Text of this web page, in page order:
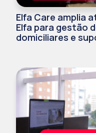
Elfa Care amplia
Elfa para gestão
domiciliares e